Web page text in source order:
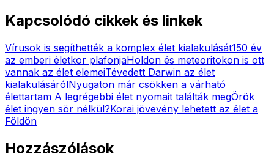
Kapcsolódó cikkek és linkek
Vírusok is segíthették a komplex élet kialakulását150 év
az emberi életkor plafonjaHoldon és meteoritokon is ott
vannak az élet elemeiTévedett Darwin az élet
kialakulásárólNyugaton már csökken a várható
élettartam A legrégebbi élet nyomait találták megÖrök
élet ingyen sör nélkül?Korai jövevény lehetett az élet a
Földön
Hozzászólások